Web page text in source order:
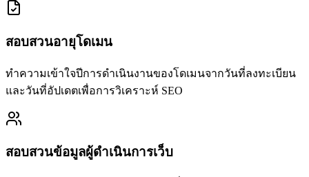
สอบสวนอายุโดเมน
ทำความเข้าใจปีการดำเนินงานของโดเมนจากวันที่ลงทะเบียน
และวันที่อัปเดตเพื่อการวิเคราะห์ SEO
สอบสวนข้อมูลผู้ดำเนินการเว็บ